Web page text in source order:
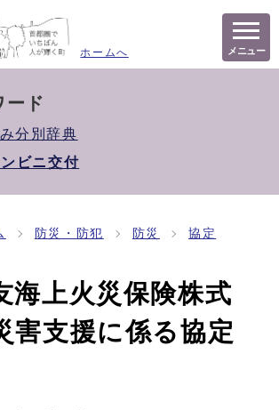
ホームへ メニュー
ード
分別辞典
ビニ交付
防災・防犯 防災 協定
海上火災保険株式
害支援に係る協定